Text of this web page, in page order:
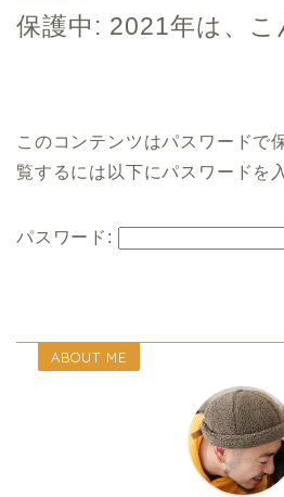
保護中: 2021年は、こ
このコンテンツはパスワードで
覧するには以下にパスワードを
パスワード:
ABOUT ME